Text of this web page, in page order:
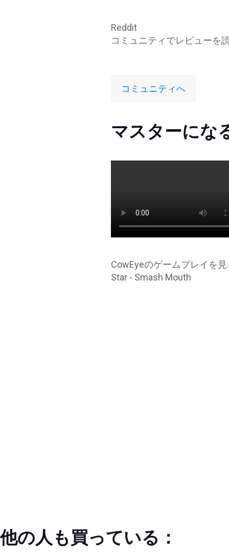
Reddit
コミュニティでレビューを
コミュニティへ
マスターにな
CowEyeのゲームプレイを見
Star - Smash Mouth
他の人も買っている：